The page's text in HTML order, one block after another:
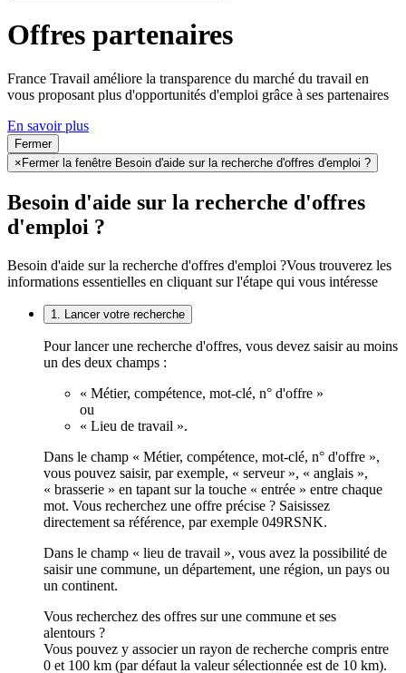
Offres partenaires
France Travail améliore la transparence du marché du travail en
vous proposant plus d'opportunités d'emploi grâce à ses partenaires
En savoir plus
Fermer
× Fermer la fenêtre Besoin d'aide sur la recherche d'offres d'emploi ?
Besoin d'aide sur la recherche d'offres
d'emploi ?
Besoin d'aide sur la recherche d'offres d'emploi ?Vous trouverez les
informations essentielles en cliquant sur l'étape qui vous intéresse
1. Lancer votre recherche
Pour lancer une recherche d'offres, vous devez saisir au moins
un des deux champs :
« Métier, compétence, mot-clé, n° d'offre »
ou
« Lieu de travail ».
Dans le champ « Métier, compétence, mot-clé, n° d'offre »,
vous pouvez saisir, par exemple, « serveur », « anglais »,
« brasserie » en tapant sur la touche « entrée » entre chaque
mot. Vous recherchez une offre précise ? Saisissez
directement sa référence, par exemple 049RSNK.
Dans le champ « lieu de travail », vous avez la possibilité de
saisir une commune, un département, une région, un pays ou
un continent.
Vous recherchez des offres sur une commune et ses
alentours ?
Vous pouvez y associer un rayon de recherche compris entre
0 et 100 km (par défaut la valeur sélectionnée est de 10 km).